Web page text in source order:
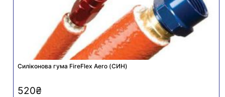
Силіконова гума FireFlex Aero (СИН)
520₴